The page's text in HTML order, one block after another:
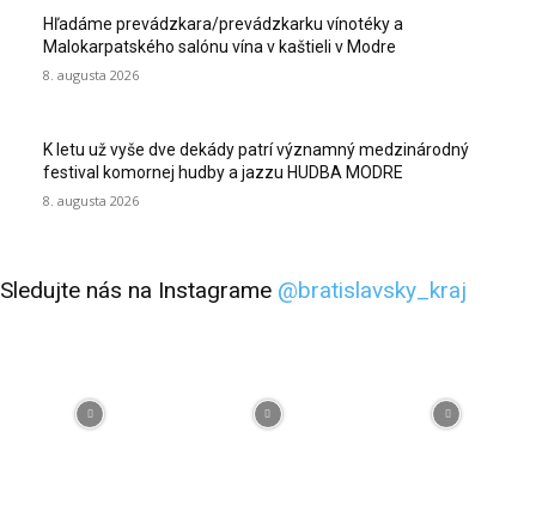
Hľadáme prevádzkara/prevádzkarku vínotéky a
Malokarpatského salónu vína v kaštieli v Modre
8. augusta 2026
K letu už vyše dve dekády patrí významný medzinárodný
festival komornej hudby a jazzu HUDBA MODRE
8. augusta 2026
Sledujte nás na Instagrame @bratislavsky_kraj